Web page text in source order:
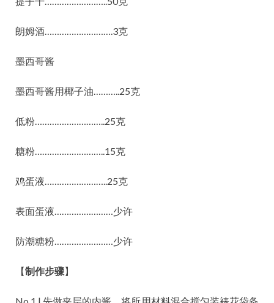
朗姆酒……………………….3克
墨西哥酱
墨西哥酱用椰子油………..25克
低粉………………………..25克
糖粉………………………..15克
鸡蛋液……………………..25克
表面蛋液……………………少许
防潮糖粉……………………少许
【制作步骤】